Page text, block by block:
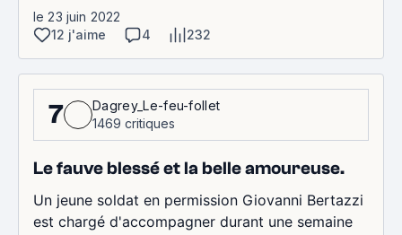
le 23 juin 2022
12 j'aime
4 232
7
Dagrey_Le-feu-follet
1469 critiques
Le fauve blessé et la belle amoureuse.
Un jeune soldat en permission Giovanni Bertazzi
est chargé d'accompagner durant une semaine